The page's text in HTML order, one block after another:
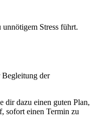
Stress führt.
der
dir dazu einen guten Plan,
sofort einen Termin zu